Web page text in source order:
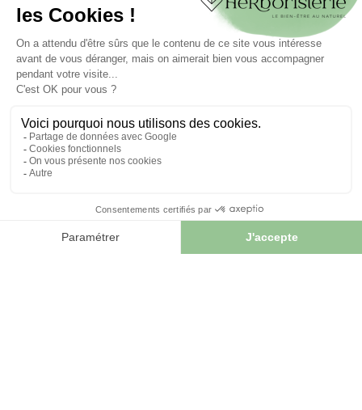
Créer votre compte
INFORMATIONS
Contactez-nous
Plan du site
Notre herboristerie
Livraison
Paiement sécurisé